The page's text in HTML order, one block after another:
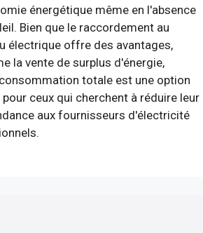
énergétique même en l'absence
Bien que le raccordement au
électrique offre des avantages,
la vente de surplus d'énergie,
totale est une option
pour ceux qui cherchent à réduire leur
aux fournisseurs d'électricité